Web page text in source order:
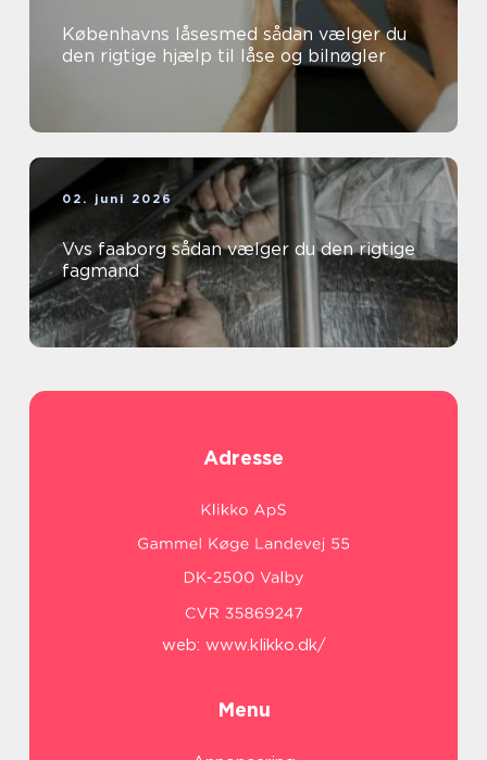
Københavns låsesmed sådan vælger du
den rigtige hjælp til låse og bilnøgler
02. juni 2026
Vvs faaborg sådan vælger du den rigtige
fagmand
Adresse
web: www.klikko.dk/
Menu